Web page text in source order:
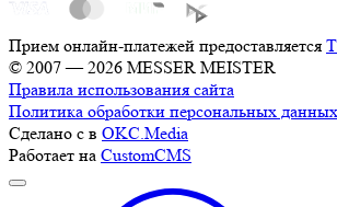
Прием онлайн-платежей предоставляется
© 2007 — 2026 MESSER MEISTER
Правила использования сайта
Политика обработки персональных
Сделано с в OKC.Media
Работает на CustomCMS